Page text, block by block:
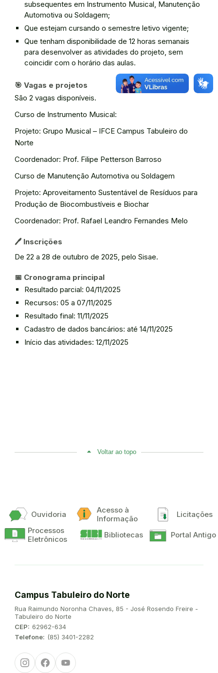
subsequentes em Instrumento Musical, Manutenção
Automotiva ou Soldagem;
Que estejam cursando o semestre letivo vigente;
Que tenham disponibilidade de 12 horas semanais
para desenvolver as atividades do projeto, sem
coincidir com o horário das aulas.
🎯 Vagas e projetos
São 2 vagas disponíveis.
Curso de Instrumento Musical:
Projeto: Grupo Musical – IFCE Campus Tabuleiro do
Norte
Coordenador: Prof. Filipe Petterson Barroso
Curso de Manutenção Automotiva ou Soldagem
Projeto: Aproveitamento Sustentável de Resíduos para
Produção de Biocombustíveis e Biochar
Coordenador: Prof. Rafael Leandro Fernandes Melo
🖊️ Inscrições
De 22 a 28 de outubro de 2025, pelo Sisae.
📅 Cronograma principal
Resultado parcial: 04/11/2025
Recursos: 05 a 07/11/2025
Resultado final: 11/11/2025
Cadastro de dados bancários: até 14/11/2025
Início das atividades: 12/11/2025
Voltar ao topo
Ouvidoria
Acesso à
Informação
Licitações
Processos
Eletrônicos
Bibliotecas Portal Antigo
Campus Tabuleiro do Norte
Endereço:
Rua Raimundo Noronha Chaves, 85 - José Rosendo Freire -
Tabuleiro do Norte
CEP: 62962-634
Telefone: (85) 3401-2282
InstagramFacebookYoutube